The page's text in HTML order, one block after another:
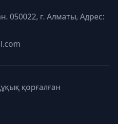
050022, г. Алматы, Адрес:
қорғалған